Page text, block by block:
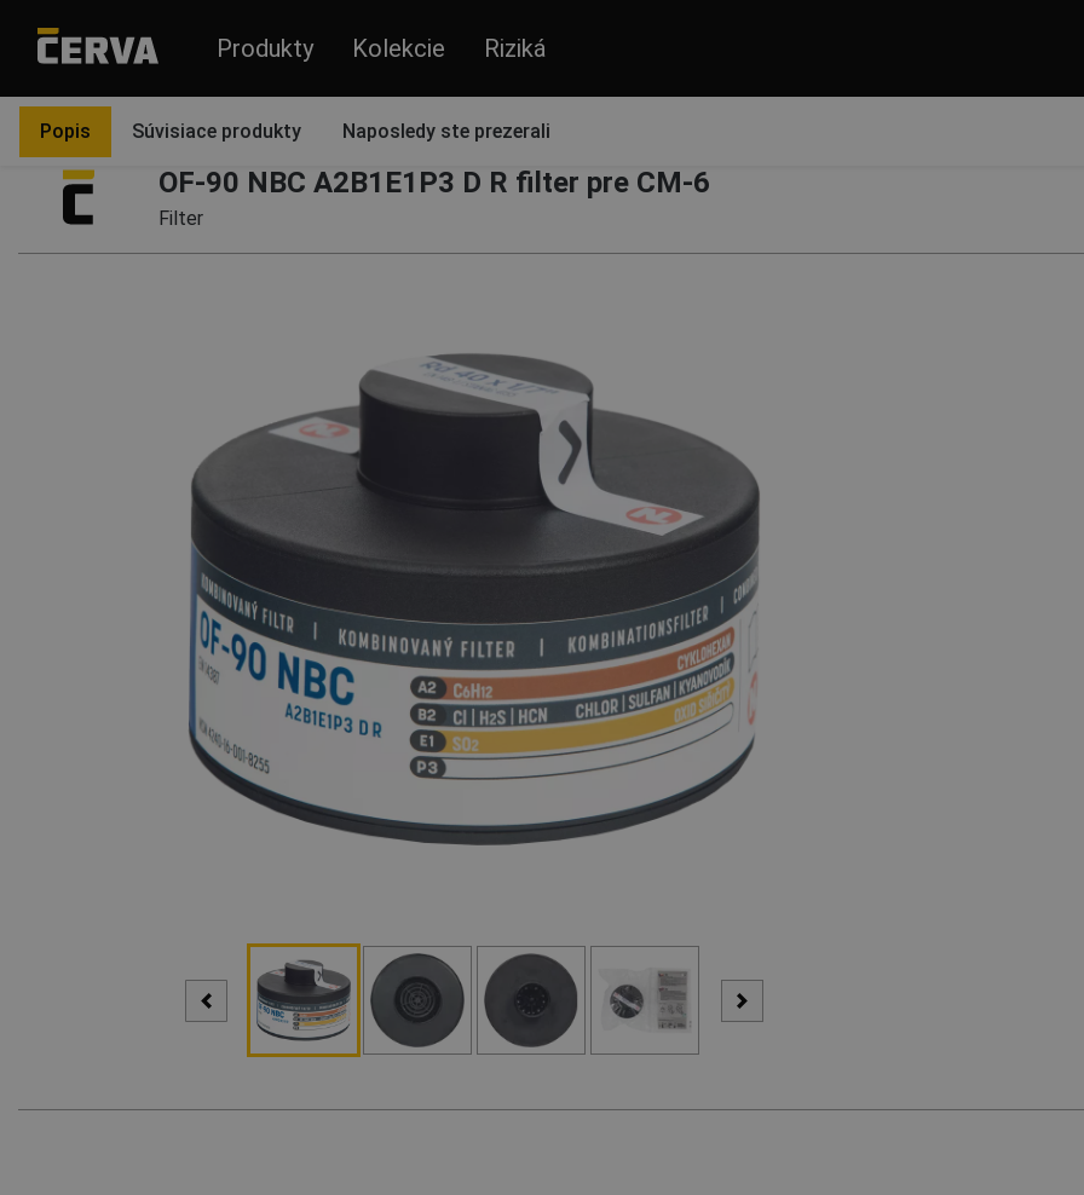
Produkty Kolekcie Riziká
OF-90 NBC A2B1E1P3 D R filter pre CM-6
Filter
Popis Súvisiace produkty Naposledy ste prezerali